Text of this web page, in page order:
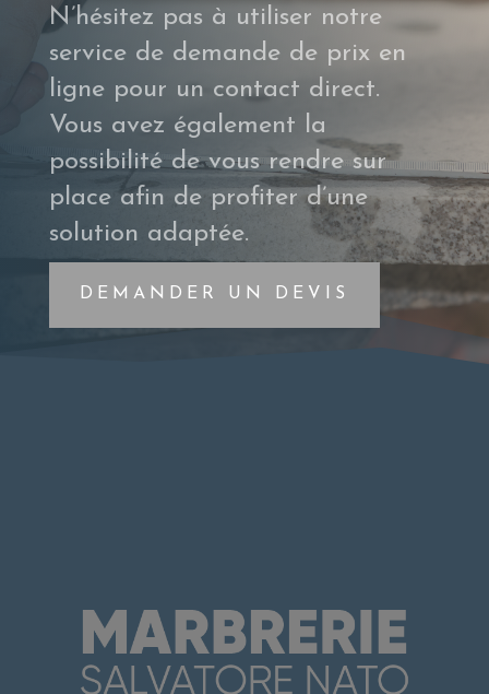
N’hésitez pas à utiliser notre
service de demande de prix en
ligne pour un contact direct.
Vous avez également la
possibilité de vous rendre sur
place afin de profiter d’une
solution adaptée.
DEMANDER UN DEVIS